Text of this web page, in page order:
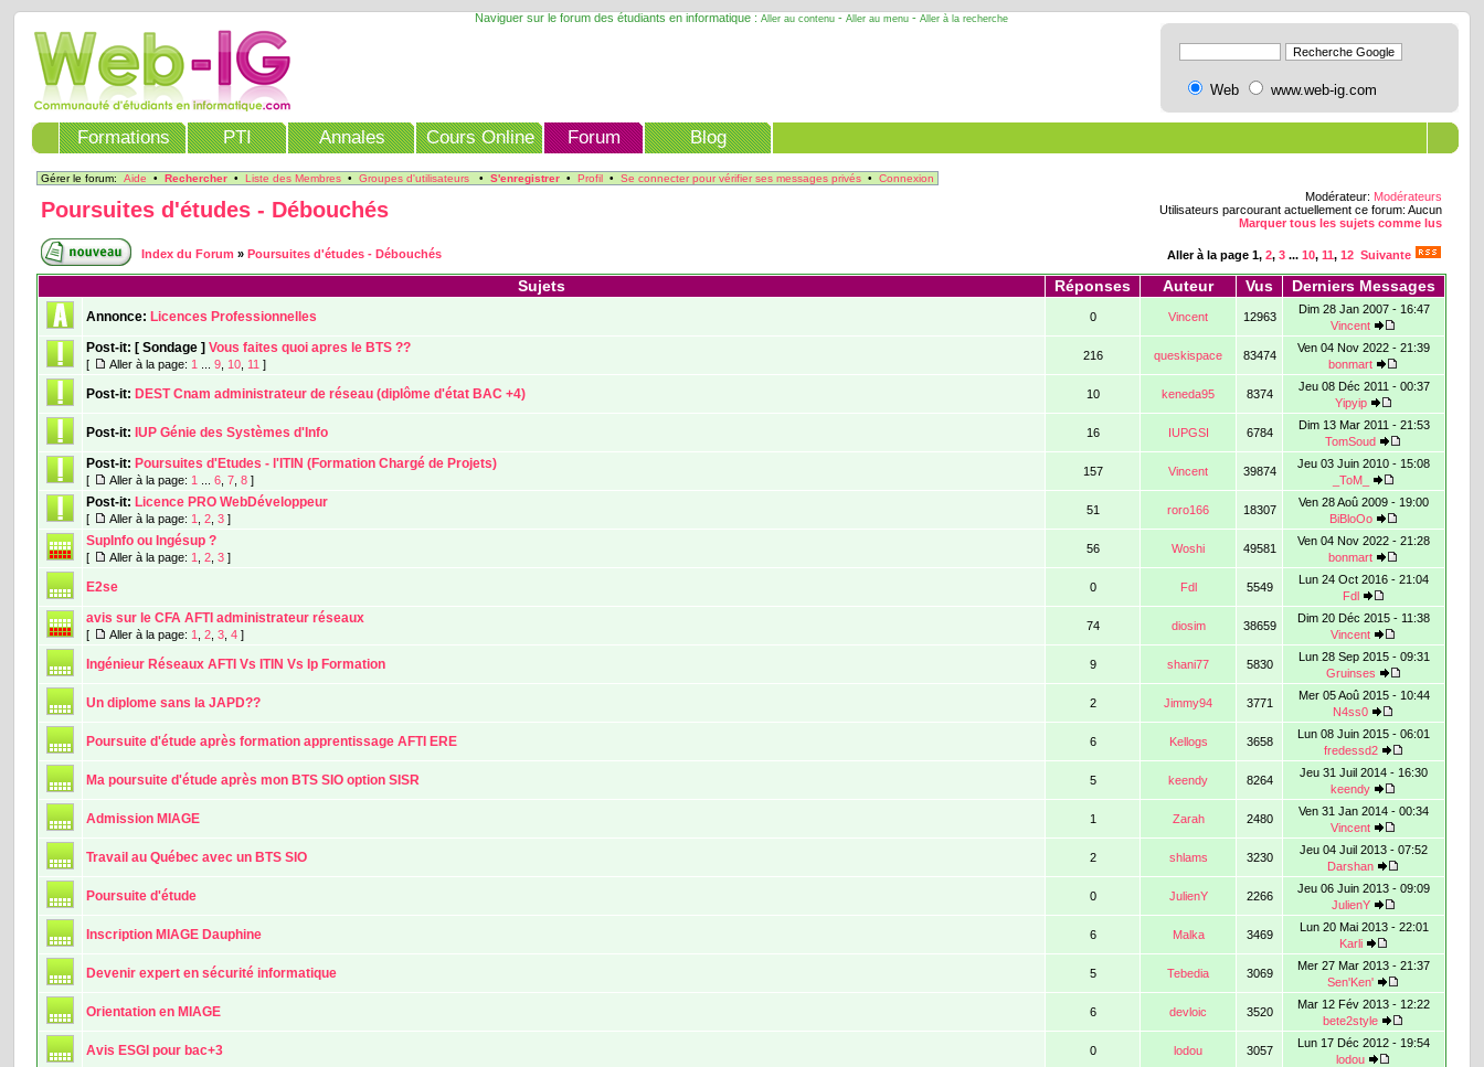
Naviguer sur le forum des étudiants en informatique :Aller au contenu -Aller au menu -Aller à la recherche
Web www.web-ig.com
Formations PTI Annales Cours Online Forum Blog
Gérer le forum:Aide •Rechercher •Liste des Membres •Groupes d'utilisateurs •S'enregistrer •Profil •Se connecter pour vérifier ses messages privés •Connexion
Poursuites d'études - Débouchés
Modérateur: Modérateurs
Utilisateurs parcourant actuellement ce forum: Aucun
Marquer tous les sujets comme lus
Index du Forum »Poursuites d'études - Débouchés Aller à la page1,2,3 ...10,11,12 Suivante
Sujets Réponses Auteur Vus Derniers Messages
Annonce: Licences Professionnelles 0 Vincent 12963
Dim 28 Jan 2007 - 16:47
Vincent
Post-it: [ Sondage ] Vous faites quoi apres le BTS ??
[ Aller à la page: 1 ...9 10 11 ]
216 queskispace 83474
Ven 04 Nov 2022 - 21:39
bonmart
Post-it: DEST Cnam administrateur de réseau (diplôme d'état BAC +4) 10 keneda95 8374
Jeu 08 Déc 2011 - 00:37
Yipyip
Post-it: IUP Génie des Systèmes d'Info 16 IUPGSI 6784
Dim 13 Mar 2011 - 21:53
TomSoud
Post-it: Poursuites d'Etudes - l'ITIN (Formation Chargé de Projets)
[ Aller à la page: 1 ...6 ,7 ,8 ]
157 Vincent 39874
Jeu 03 Juin 2010 - 15:08
_ToM_
Post-it: Licence PRO WebDéveloppeur
[ Aller à la page: 1 ,2 ,3 ]
51 roro166 18307
Ven 28 Aoû 2009 - 19:00
BiBloOo
SupInfo ou Ingésup ?
[ Aller à la page: 1 ,2 ,3 ]
56 Woshi 49581
Ven 04 Nov 2022 - 21:28
bonmart
E2se 0 Fdl 5549
Lun 24 Oct 2016 - 21:04
Fdl
avis sur le CFA AFTI administrateur réseaux
[ Aller à la page: 1 ,2 ,3 ,4 ]
74 diosim 38659
Dim 20 Déc 2015 - 11:38
Vincent
Ingénieur Réseaux AFTI Vs ITIN Vs Ip Formation 9 shani77 5830
Lun 28 Sep 2015 - 09:31
Gruinses
Un diplome sans la JAPD?? 2 Jimmy94 3771
Mer 05 Aoû 2015 - 10:44
N4ss0
Poursuite d'étude après formation apprentissage AFTI ERE 6 Kellogs 3658
Lun 08 Juin 2015 - 06:01
fredessd2
Ma poursuite d'étude après mon BTS SIO option SISR 5 keendy 8264
Jeu 31 Juil 2014 - 16:30
keendy
Admission MIAGE 1 Zarah 2480
Ven 31 Jan 2014 - 00:34
Vincent
Travail au Québec avec un BTS SIO 2 shlams 3230
Jeu 04 Juil 2013 - 07:52
Darshan
Poursuite d'étude 0 JulienY 2266
Jeu 06 Juin 2013 - 09:09
JulienY
Inscription MIAGE Dauphine 6 Malka 3469
Lun 20 Mai 2013 - 22:01
Karli
Devenir expert en sécurité informatique 5 Tebedia 3069
Mer 27 Mar 2013 - 21:37
Sen'Ken'
Orientation en MIAGE 6 devloic 3520
Mar 12 Fév 2013 - 12:22
bete2style
Avis ESGI pour bac+3 0 lodou 3057
Lun 17 Déc 2012 - 19:54
lodou